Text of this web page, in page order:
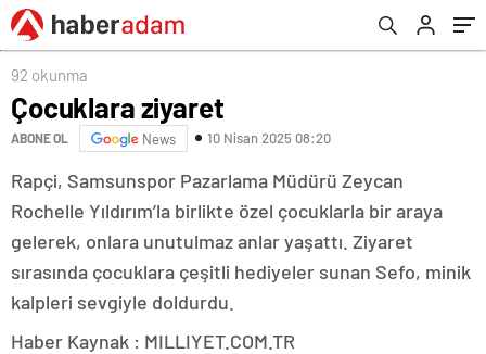
92 okunma
Çocuklara ziyaret
ABONE OL News 10 Nisan 2025 08:20
Rapçi, Samsunspor Pazarlama Müdürü Zeycan
Rochelle Yıldırım’la birlikte özel çocuklarla bir araya
gelerek, onlara unutulmaz anlar yaşattı. Ziyaret
sırasında çocuklara çeşitli hediyeler sunan Sefo, minik
kalpleri sevgiyle doldurdu.
Haber Kaynak : MILLIYET.COM.TR